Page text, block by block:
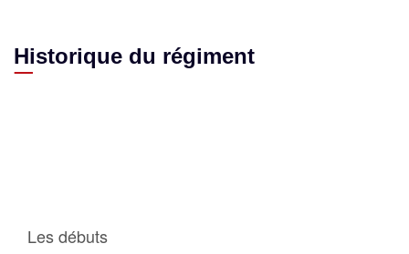
Historique du régiment
Les débuts